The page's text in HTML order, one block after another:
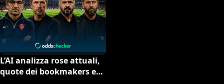
L’AI analizza rose attuali,
quote dei bookmakers e